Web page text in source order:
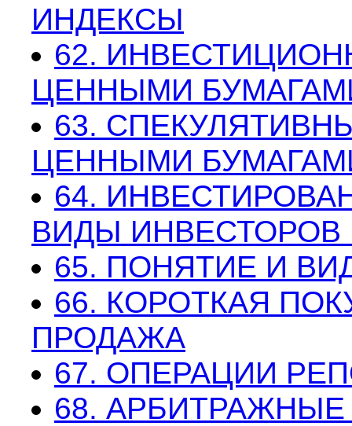
ИНДЕКСЫ
62.
ЦЕННЫМИ
63.
ЦЕННЫМИ
64.
ВИДЫ ИНВЕСТОРОВ
65. ПОНЯТИЕ И
66. КОРОТКАЯ
ПРОДАЖА
67. ОПЕРАЦИИ
68.